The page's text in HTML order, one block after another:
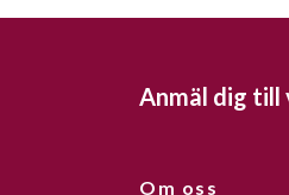
Anmäl dig till
Om oss